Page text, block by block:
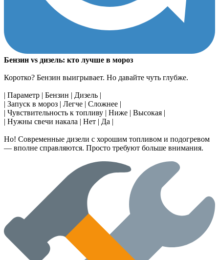
Бензин vs дизель: кто лучше в мороз
Коротко? Бензин выигрывает. Но давайте чуть глубже.
| Параметр | Бензин | Дизель |
| Запуск в мороз | Легче | Сложнее |
| Чувствительность к топливу | Ниже | Высокая |
| Нужны свечи накала | Нет | Да |
Но! Современные дизели с хорошим топливом и подогревом
— вполне справляются. Просто требуют больше внимания.